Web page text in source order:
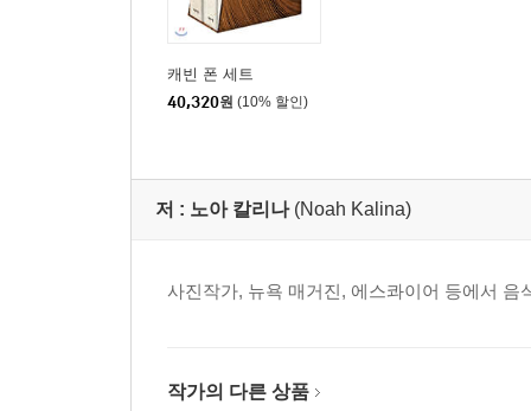
캐빈 폰 세트
40,320원 (10% 할인)
저 : 노아 칼리나 (Noah Kalina)
사진작가, 뉴욕 매거진, 에스콰이어 등에서 음
작가의 다른 상품